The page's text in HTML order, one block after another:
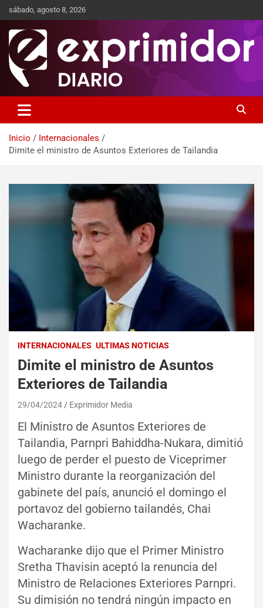
sábado, agosto 8, 2026
Exprimidor media
Inicio
Internacionales
Dimite el ministro de Asuntos Exteriores de Tailandia
INTERNACIONALES ULTIMAS NOTICIAS
Dimite el ministro de Asuntos
Exteriores de Tailandia
29/04/2024 Exprimidor Media
El Ministro de Asuntos Exteriores de
Tailandia, Parnpri Bahiddha-Nukara, dimitió
luego de perder el puesto de Viceprimer
Ministro durante la reorganización del
gabinete del país, anunció el domingo el
portavoz del gobierno tailandés, Chai
Wacharanke.
Wacharanke dijo que el Primer Ministro
Sretha Thavisin aceptó la renuncia del
Ministro de Relaciones Exteriores Parnpri.
Su dimisión no tendrá ningún impacto en